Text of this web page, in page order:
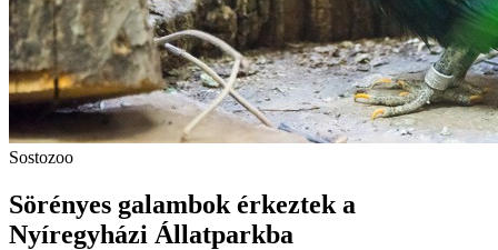
Sostozoo
Sörényes galambok érkeztek a
Nyíregyházi Állatparkba